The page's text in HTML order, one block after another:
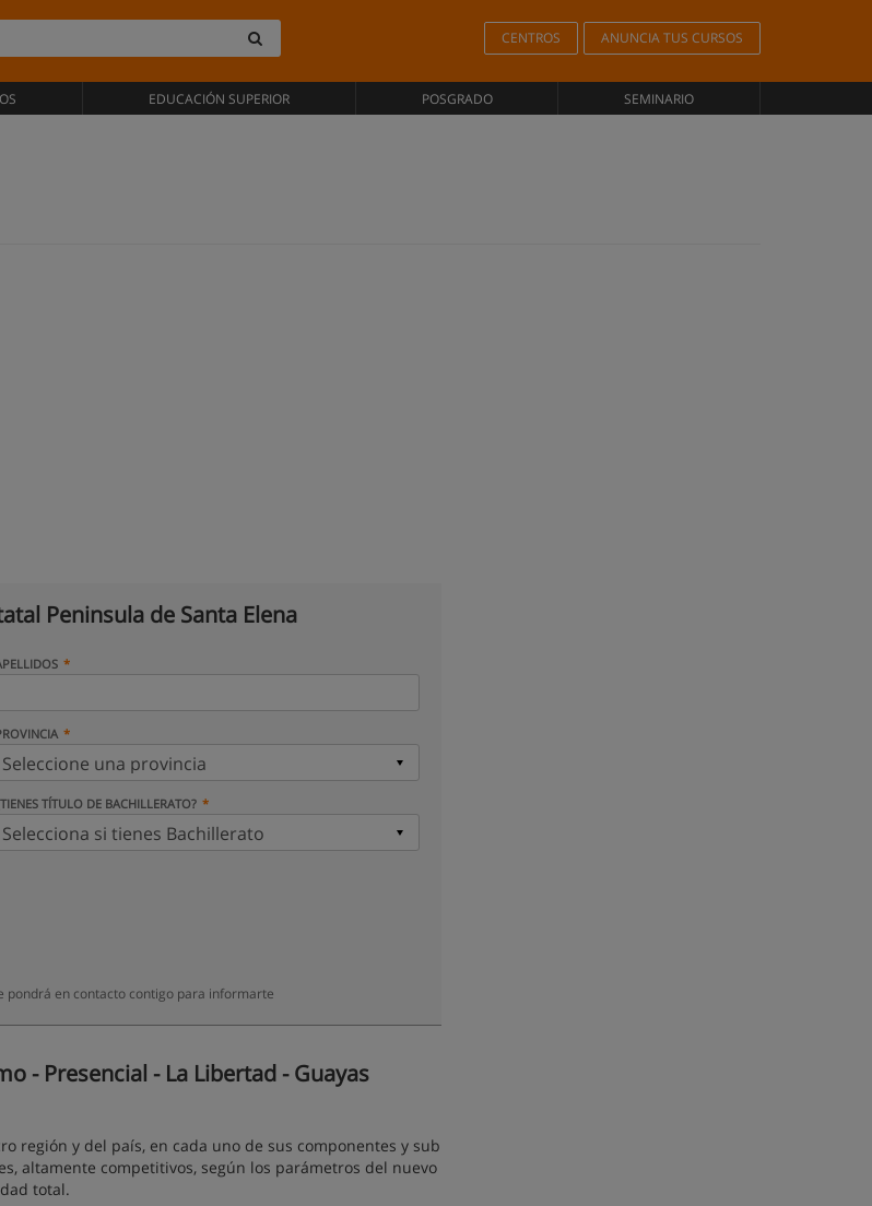
CENTROS ANUNCIA TUS CURSOS
EDUCACIÓN SUPERIOR POSGRADO SEMINARIO
Peninsula de Santa Elena
TÍTULO DE BACHILLERATO?
pondrá en contacto contigo para informarte
- Presencial - La Libertad - Guayas
región y del país, en cada uno de sus componentes y sub
altamente competitivos, según los parámetros del nuevo
total.